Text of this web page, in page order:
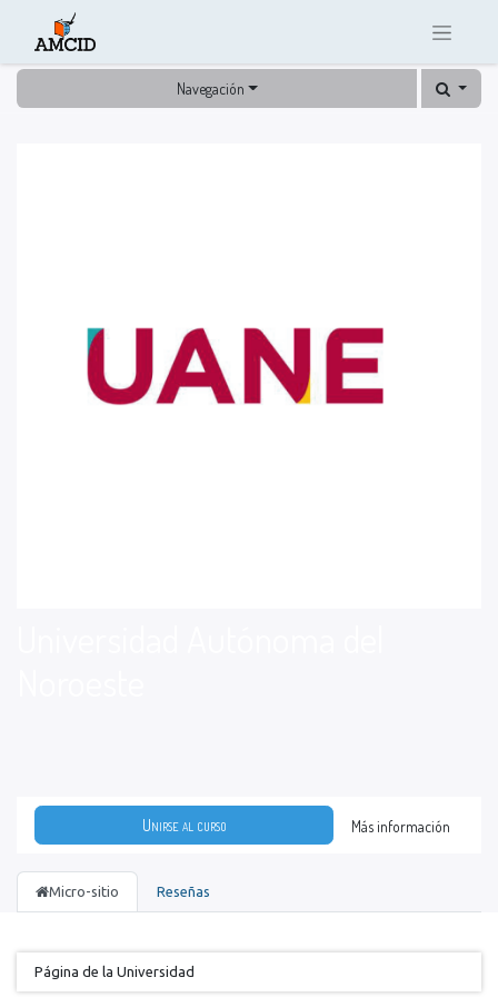
Navegación
Unirse al curso Más información
Micro-sitio Reseñas
Página de la Universidad